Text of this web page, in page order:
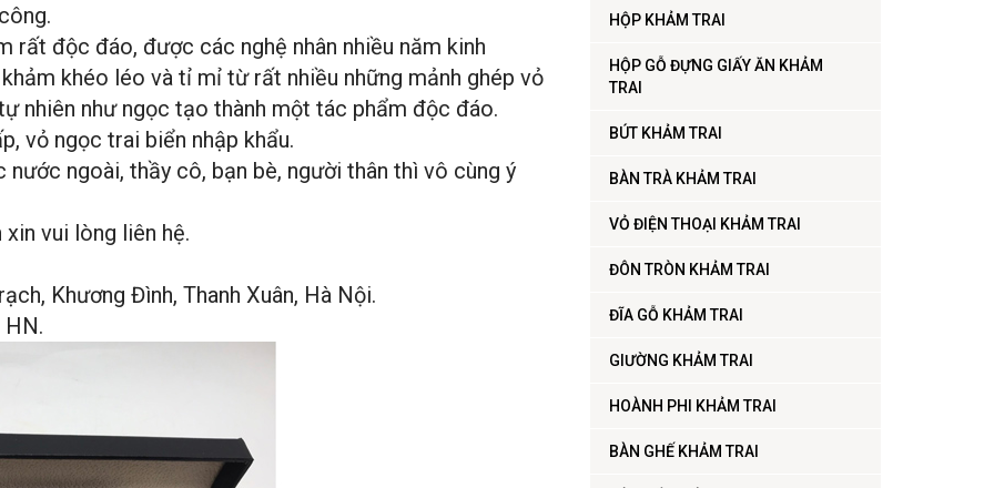
rất độc đáo, được các nghệ nhân nhiều năm kinh
khéo léo và tỉ mỉ từ rất nhiều những mảnh ghép vỏ
nhiên như ngọc tạo thành một tác phẩm độc đáo.
vỏ ngọc trai biển nhập khẩu.
ngoài, thầy cô, bạn bè, người thân thì vô cùng ý
vui lòng liên hệ.
Khương Đình, Thanh Xuân, Hà Nội.
HN.
HỘP KHẢM TRAI
HỘP GỖ ĐỰNG GIẤY ĂN KHẢM
TRAI
BÚT KHẢM TRAI
BÀN TRÀ KHẢM TRAI
VỎ ĐIỆN THOẠI KHẢM TRAI
ĐÔN TRÒN KHẢM TRAI
ĐĨA GỖ KHẢM TRAI
GIƯỜNG KHẢM TRAI
HOÀNH PHI KHẢM TRAI
BÀN GHẾ KHẢM TRAI